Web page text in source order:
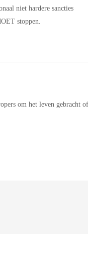
niet hardere sancties
stoppen.
om het leven gebracht of